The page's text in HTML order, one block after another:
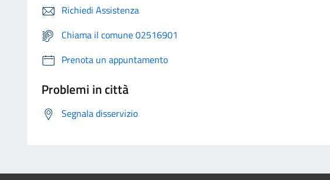
Richiedi Assistenza
Chiama il comune 02516901
Prenota un appuntamento
Problemi in città
Segnala disservizio